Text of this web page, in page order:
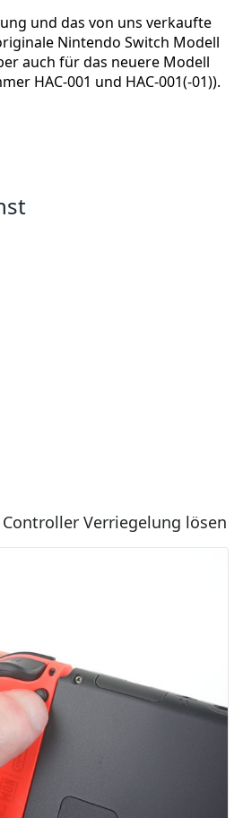
und das von uns verkaufte
Nintendo Switch Modell
auch für das neuere Modell
HAC-001 und HAC-001(-01)).
Controller Verriegelung lösen